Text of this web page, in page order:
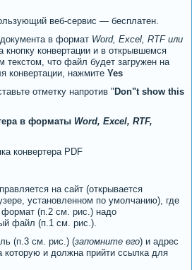
веб-сервис — бесплатен.
в формат Word, Excel, RTF или
кнопку конвертации и в открывшемся
что файл будет загружен на
конвертации, нажмите Yes
отметку напротив " Don"t show this
в форматы Word, Excel, RTF,
на сайт (открывается
установленном по умолчанию), где
формат (п.2 см. рис.) надо
файл (п.1 см. рис.).
(п.3 см. рис.) (запомните его) и адрес
которую и должна прийти ссылка для